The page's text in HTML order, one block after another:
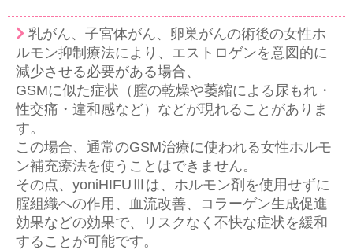
乳がん、子宮体がん、卵巣がんの術後の女性ホ
ルモン抑制療法により、エストロゲンを意図的に
減少させる必要がある場合、
GSMに似た症状（腟の乾燥や萎縮による尿もれ・
性交痛・違和感など）などが現れることがありま
す。
この場合、通常のGSM治療に使われる女性ホルモ
ン補充療法を使うことはできません。
その点、yoniHIFUⅢは、ホルモン剤を使用せずに
腟組織への作用、血流改善、コラーゲン生成促進
効果などの効果で、リスクなく不快な症状を緩和
することが可能です。